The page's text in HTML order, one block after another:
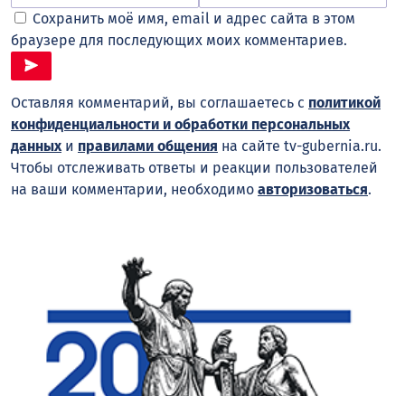
Сохранить моё имя, email и адрес сайта в этом
браузере для последующих моих комментариев.
Оставляя комментарий, вы соглашаетесь с политикой
конфиденциальности и обработки персональных
данных и правилами общения на сайте tv-gubernia.ru.
Чтобы отслеживать ответы и реакции пользователей
на ваши комментарии, необходимо авторизоваться.